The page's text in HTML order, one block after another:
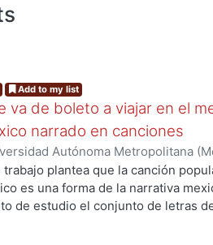
Add to my list
va de boleto a viajar en el
narrado en canciones
Autónoma Metropolitana
de Información.,2021-11)
trabajo plantea que la canción
es una forma de la narrativa
de estudio el conjunto de letras